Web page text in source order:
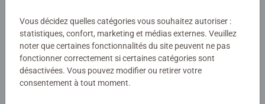
300 pièces – et des illustrations issues de leurs univers
préférés, chaque enfant trouvera le puzzle qui lui
convient.
La sécurité de tous les matériaux utilisés est
Rédiger une évaluation
Vous décidez quelles catégories vous souhaitez autoriser :
statistiques, confort, marketing et médias externes. Veuillez
noter que certaines fonctionnalités du site peuvent ne pas
fonctionner correctement si certaines catégories sont
désactivées. Vous pouvez modifier ou retirer votre
consentement à tout moment.